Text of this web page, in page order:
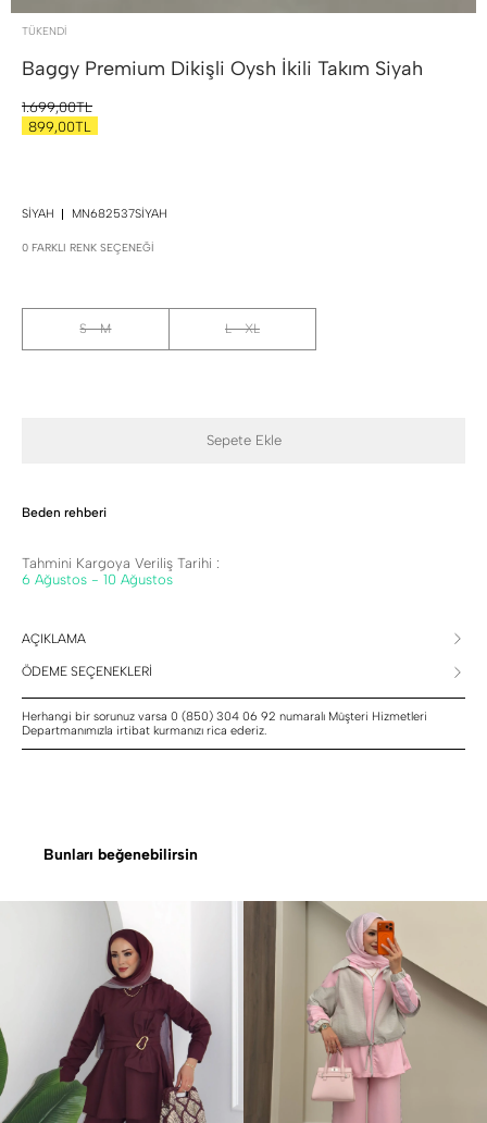
TÜKENDI
Baggy Premium Dikişli Oysh İkili Takım Siyah
1.699,00TL
899,00TL
SIYAH MN682537SIYAH
0 FARKLI RENK SEÇENEĞI
S - M L - XL
Sepete Ekle
Beden rehberi
Tahmini Kargoya Veriliş Tarihi :
6 Ağustos - 10 Ağustos
AÇIKLAMA
ÖDEME SEÇENEKLERİ
Herhangi bir sorunuz varsa 0 (850) 304 06 92 numaralı Müşteri Hizmetleri
Departmanımızla irtibat kurmanızı rica ederiz.
Bunları beğenebilirsin